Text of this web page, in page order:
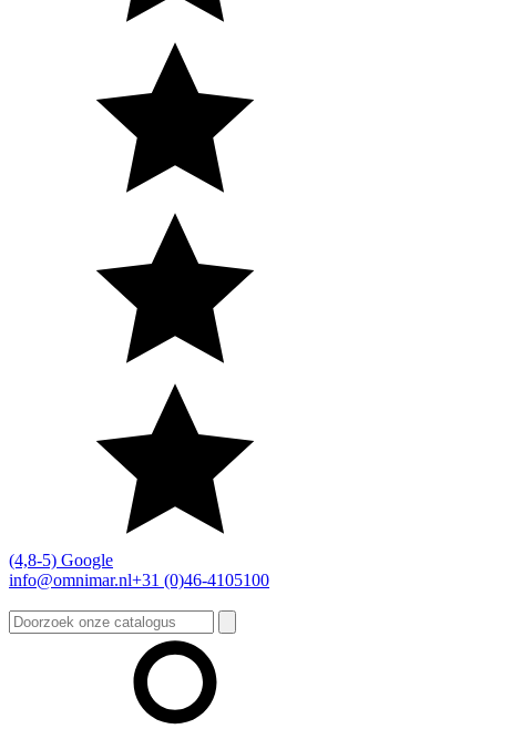
(4,8-5) Google
info@omnimar.nl+31 (0)46-4105100
Zoeken
naar: